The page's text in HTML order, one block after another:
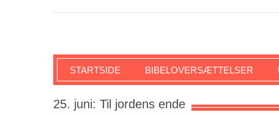
SKRIFTEN
STARTSIDE BIBELOVERSÆTTELSER
25. juni: Til jordens ende